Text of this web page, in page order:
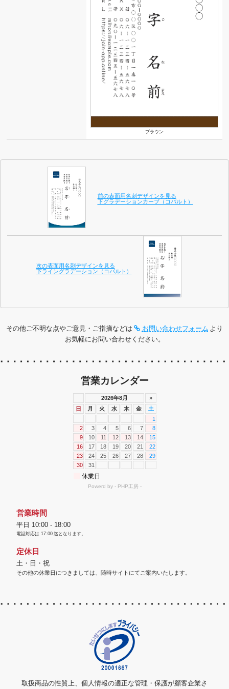
ブラウン
前の表面用名刺デザインを見る
下グラデーションカーブ（コバルト）
次の表面用名刺デザインを見る
下ライングラデーション（コバルト）
その他ご不明な点やご意見・ご指摘などは お問い合わせフォーム より
お気軽にお問い合わせください。
営業カレンダー
営業時間
平日 10:00 - 18:00
電話対応は 17:00 迄となります。
定休日
土・日・祝
その他の休業日につきましては、随時サイトにてご案内いたします。
取扱商品の性質上、個人情報の適正な管理・保護が顧客企業さ